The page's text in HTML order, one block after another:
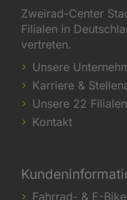
Zweirad-Center
Filialen in
vertreten.
Unsere
Karriere &
Unsere 22 Filialen
Kontakt
Fahrrad- & E-